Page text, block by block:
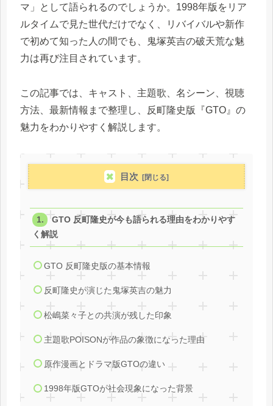
マ」として語られるのでしょうか。1998年版をリア
ルタイムで見た世代だけでなく、リバイバルや新作
で初めて知った人の間でも、鬼塚英吉の破天荒な魅
力は再び注目されています。
この記事では、キャスト、主題歌、名シーン、視聴
方法、最新情報まで整理し、反町隆史版『GTO』の
魅力をわかりやすく解説します。
目次
GTO 反町隆史が今も語られる理由をわかりやす
く解説
GTO 反町隆史版の基本情報
反町隆史が演じた鬼塚英吉の魅力
松嶋菜々子との共演が残した印象
主題歌POISONが作品の象徴になった理由
原作漫画とドラマ版GTOの違い
1998年版GTOが社会現象になった背景